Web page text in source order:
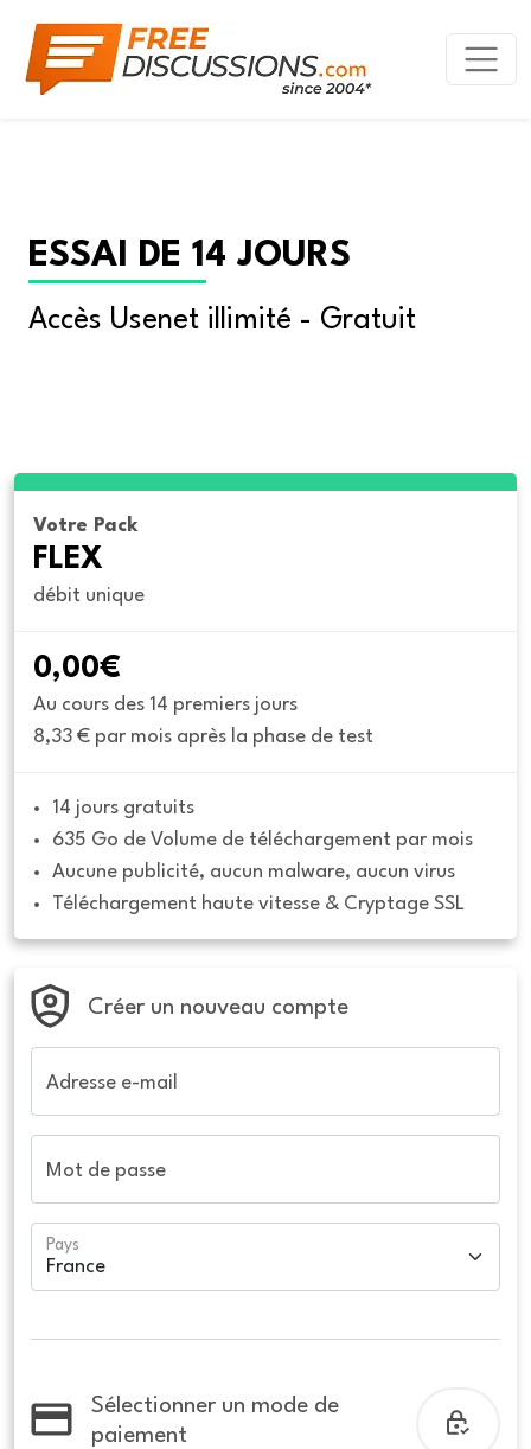
ESSAI DE 14 JOURS
Accès Usenet illimité - Gratuit
Votre Pack
FLEX
débit unique
0,00€
Au cours des 14 premiers jours
8,33 € par mois après la phase de test
14 jours gratuits
635 Go de Volume de téléchargement par mois
Aucune publicité, aucun malware, aucun virus
Téléchargement haute vitesse & Cryptage SSL
Créer un nouveau compte
Adresse e-mail
Mot de passe
Pays
Sélectionner un mode de
paiement